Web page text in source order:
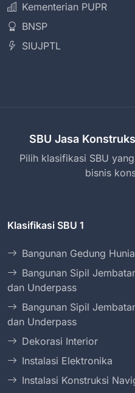
Kementerian PUPR
BNSP
SIUJPTL
SBU Jasa
Pilih klasifikasi SBU
bisnis
Klasifikasi SBU 1
Bangunan Gedung
Bangunan Sipil
dan Underpass
Bangunan Sipil
dan Underpass
Dekorasi Interior
Instalasi Elektronika
Instalasi Konstruksi